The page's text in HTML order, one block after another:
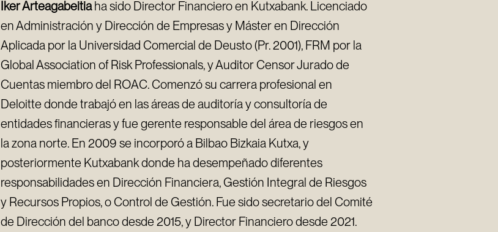
Iker Arteagabeitiaha sido Director Financiero en Kutxabank. Licenciado
en Administración y Dirección de Empresas y Máster en Dirección
Aplicada por la Universidad Comercial de Deusto (Pr. 2001), FRM por la
Global Association of Risk Professionals, y Auditor Censor Jurado de
Cuentas miembro del ROAC. Comenzó su carrera profesional en
Deloitte donde trabajó en las áreas de auditoría y consultoría de
entidades financieras y fue gerente responsable del área de riesgos en
la zona norte. En 2009 se incorporó a Bilbao Bizkaia Kutxa, y
posteriormente Kutxabank donde ha desempeñado diferentes
responsabilidades en Dirección Financiera, Gestión Integral de Riesgos
y Recursos Propios, o Control de Gestión. Fue sido secretario del Comité
de Dirección del banco desde 2015, y Director Financiero desde 2021.